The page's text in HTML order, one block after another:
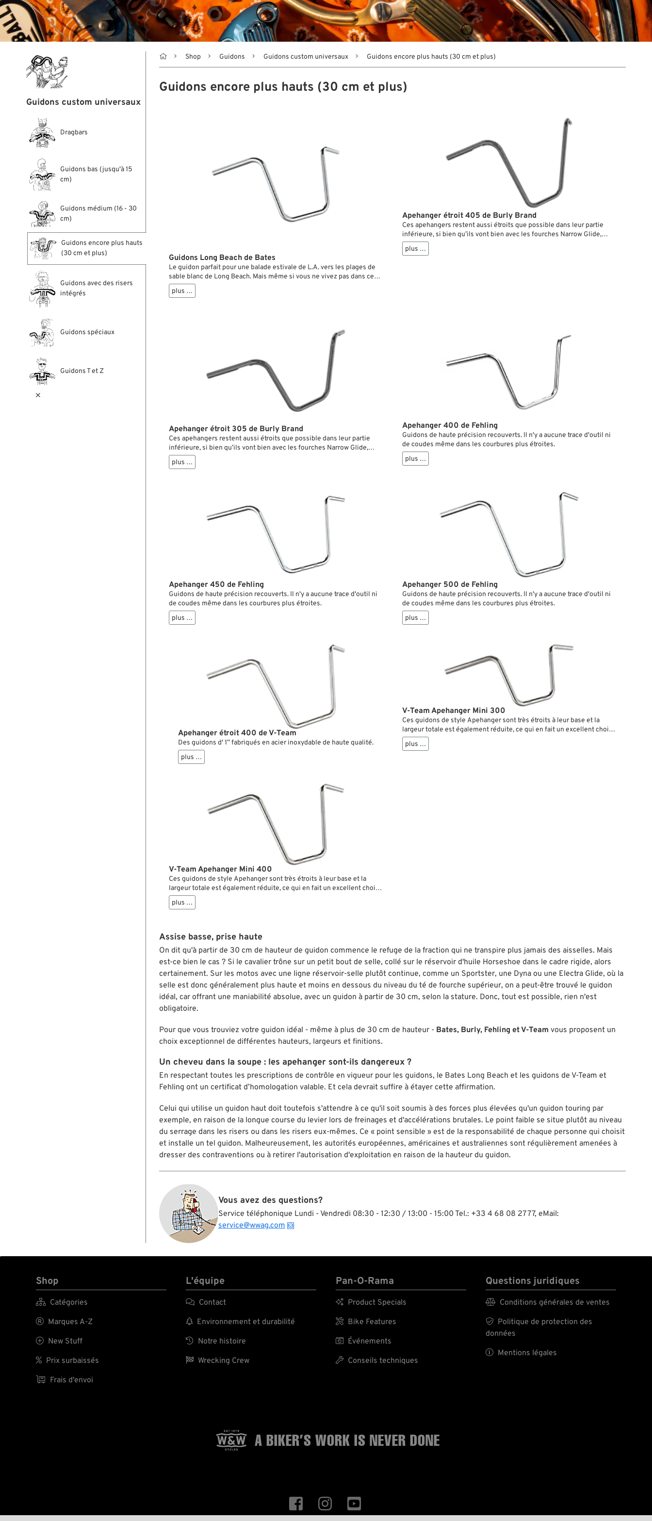
Guidons custom universaux
Dragbars
Guidons bas (jusqu'à 15
cm)
Guidons médium (16 - 30
cm)
Guidons encore plus hauts
(30 cm et plus)
Guidons avec des risers
intégrés
Guidons spéciaux
Guidons T et Z

 Shop Guidons Guidons custom universaux Guidons encore plus hauts (30 cm et plus)
Guidons encore plus hauts (30 cm et plus)
Guidons Long Beach de Bates
Le guidon parfait pour une balade estivale de L.A. vers les plages de
sable blanc de Long Beach. Mais même si vous ne vivez pas dans ce
coin, il est aussi très adapté à n’importe quelle autre ville et n’importe
quelle autre plage. En tout cas, il vous garantit de stopper la sueur
plus …
Apehanger étroit 405 de Burly Brand
Ces apehangers restent aussi étroits que possible dans leur partie
inférieure, si bien qu’ils vont bien avec les fourches Narrow Glide,
comme sur les modèles Sportster ou Dyna. Avec des encoches et des
perçages pour le passage des fils. Fabriqués en tube d’acier de qualité
plus …
Apehanger étroit 305 de Burly Brand
Ces apehangers restent aussi étroits que possible dans leur partie
inférieure, si bien qu’ils vont bien avec les fourches Narrow Glide,
comme sur les modèles Sportster ou Dyna. Avec des encoches et des
perçages pour le passage des fils. Fabriqués en tube d’acier de qualité
plus …
Apehanger 400 de Fehling
Guidons de haute précision recouverts. Il n'y a aucune trace d'outil ni
de coudes même dans les courbures plus étroites.
plus …
Apehanger 450 de Fehling
Guidons de haute précision recouverts. Il n'y a aucune trace d'outil ni
de coudes même dans les courbures plus étroites.
plus …
Apehanger 500 de Fehling
Guidons de haute précision recouverts. Il n'y a aucune trace d'outil ni
de coudes même dans les courbures plus étroites.
plus …
Apehanger étroit 400 de V-Team
Des guidons d' 1” fabriqués en acier inoxydable de haute qualité.
plus …
V-Team Apehanger Mini 300
Ces guidons de style Apehanger sont très étroits à leur base et la
largeur totale est également réduite, ce qui en fait un excellent choix
pour les choppers ou bobbers construits tout en finesse.
plus …
V-Team Apehanger Mini 400
Ces guidons de style Apehanger sont très étroits à leur base et la
largeur totale est également réduite, ce qui en fait un excellent choix
pour les choppers ou bobbers construits tout en finesse.
plus …
Assise basse, prise haute
On dit qu'à partir de 30 cm de hauteur de guidon commence le refuge de la fraction qui ne transpire plus jamais des aisselles. Mais
est-ce bien le cas ? Si le cavalier trône sur un petit bout de selle, collé sur le réservoir d'huile Horseshoe dans le cadre rigide, alors
certainement. Sur les motos avec une ligne réservoir-selle plutôt continue, comme un Sportster, une Dyna ou une Electra Glide, où la
selle est donc généralement plus haute et moins en dessous du niveau du té de fourche supérieur, on a peut-être trouvé le guidon
idéal, car offrant une maniabilité absolue, avec un guidon à partir de 30 cm, selon la stature. Donc, tout est possible, rien n'est
obligatoire.
Pour que vous trouviez votre guidon idéal - même à plus de 30 cm de hauteur - Bates, Burly, Fehling et V-Team vous proposent un
choix exceptionnel de différentes hauteurs, largeurs et finitions.
Un cheveu dans la soupe : les apehanger sont-ils dangereux ?
En respectant toutes les prescriptions de contrôle en vigueur pour les guidons, le Bates Long Beach et les guidons de V-Team et
Fehling ont un certificat d’homologation valable. Et cela devrait suffire à étayer cette affirmation.
Celui qui utilise un guidon haut doit toutefois s'attendre à ce qu'il soit soumis à des forces plus élevées qu'un guidon touring par
exemple, en raison de la longue course du levier lors de freinages et d'accélérations brutales. Le point faible se situe plutôt au niveau
du serrage dans les risers ou dans les risers eux-mêmes. Ce « point sensible » est de la responsabilité de chaque personne qui choisit
et installe un tel guidon. Malheureusement, les autorités européennes, américaines et australiennes sont régulièrement amenées à
dresser des contraventions ou à retirer l'autorisation d'exploitation en raison de la hauteur du guidon.
Vous avez des questions?
Service téléphonique Lundi - Vendredi 08:30 - 12:30 / 13:00 - 15:00 Tel.: +33 4 68 08 27 77, eMail:
service@wwag.com
Shop
 Catégories
 Marques A-Z
 New Stuff
 Prix surbaissés
 Frais d'envoi
L'équipe
 Contact
 Environnement et durabilité
 Notre histoire
 Wrecking Crew
Pan-O-Rama
 Product Specials
 Bike Features
 Événements
 Conseils techniques
Questions juridiques
 Conditions générales de ventes

Politique de protection des
données
 Mentions légales
A BIKER’S WORK IS NEVER DONE
  